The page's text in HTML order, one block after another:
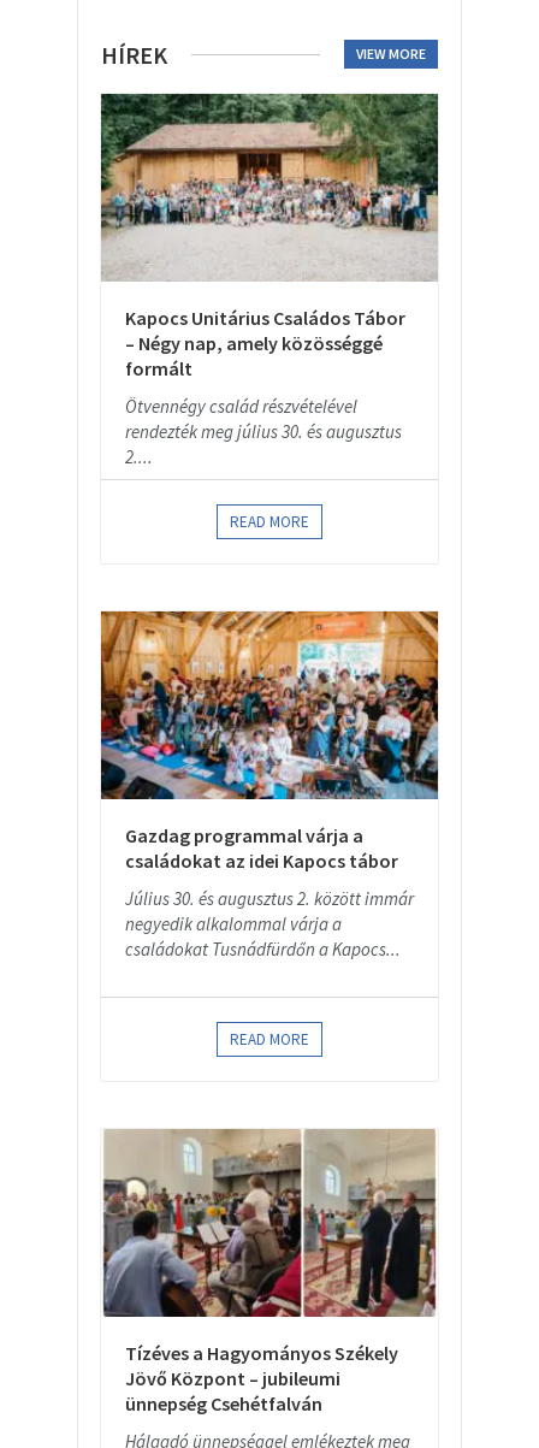
HÍREK VIEW MORE
Kapocs Unitárius Családos Tábor
– Négy nap, amely közösséggé
formált
Ötvennégy család részvételével
rendezték meg július 30. és augusztus
2....
READ MORE
Gazdag programmal várja a
családokat az idei Kapocs tábor
Július 30. és augusztus 2. között immár
negyedik alkalommal várja a
családokat Tusnádfürdőn a Kapocs...
READ MORE
Tízéves a Hagyományos Székely
Jövő Központ – jubileumi
ünnepség Csehétfalván
Hálaadó ünnepséggel emlékeztek meg